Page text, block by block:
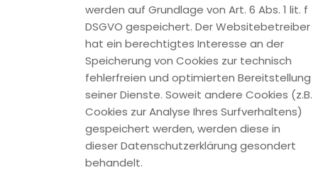
Kommentare abonnieren. Sie erhalten eine
Bestätigungsemail, um zu prüfen, ob Sie der Inhaber der
angegebenen E-Mail-Adresse sind. Sie können diese
Funktion jederzeit über einen Link in den Info-Mails
abbestellen. Die im Rahmen des Abonnierens von
Kommentaren eingegebenen Daten werden in diesem Fall
gelöscht; wenn Sie diese Daten für andere Zwecke und an
anderer Stelle (z.B. Newsletterbestellung) an uns
übermittelt haben, verbleiben die jedoch bei uns.
Speicherdauer der Kommentare